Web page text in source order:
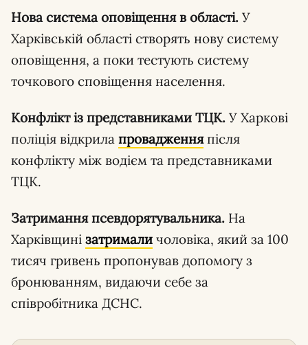
Нова система оповіщення в області. У
Харківській області створять нову систему
оповіщення, а поки тестують систему
точкового сповіщення населення.
Конфлікт із представниками ТЦК. У Харкові
поліція відкрила провадженняпісля
конфлікту між водієм та представниками
ТЦК.
Затримання псевдорятувальника. На
Харківщині затримали чоловіка, який за 100
тисяч гривень пропонував допомогу з
бронюванням, видаючи себе за
співробітника ДСНС.